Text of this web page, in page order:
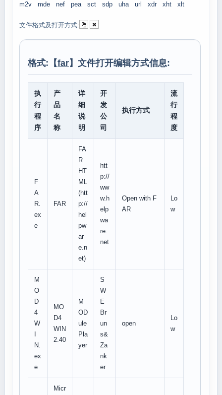
m2v
mde nef pea sct sdp uha url xdr xht xlt
文件格式及打开方式:
格式:【far】文件打开编辑方式信息:
执
行
程
序
产
品
名
称
详
细
说
明
开
发
公
司
执行方式
流
行
程
度
F
A
R.
ex
e
FAR
FA
R
HT
ML
(htt
p://
hel
pw
ar
e.n
et)
htt
p://
ww
w.h
elp
wa
re.
net
Open with F
AR
Lo
w
M
O
D
4
W
N.
ex
e
MO
D4
WIN
2.40
M
OD
ule
Pla
yer
S
W
E
Br
un
s&
Za
nk
er
open
Lo
w
Micr